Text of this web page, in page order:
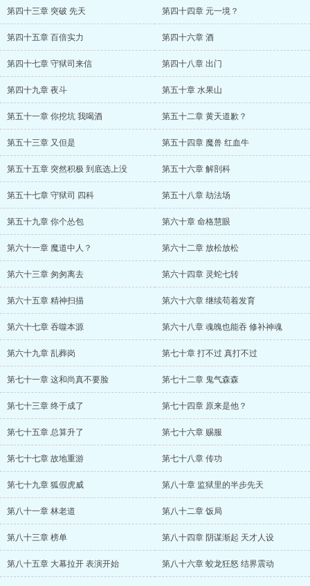
第四十三章 突破 先天 第四十四章 元一境？
第四十五章 百倍实力 第四十六章 酒
第四十七章 守狱司来信 第四十八章 出门
第四十九章 夜斗 第五十章 水果山
第五十一章 你挖坑 我喝酒 第五十二章 黄天道歉？
第五十三章 又但是 第五十四章 魔兽 红血牛
第五十五章 突然积极 到底选上没 第五十六章 解剖科
第五十七章 守狱司 四科 第五十八章 劫法场
第五十九章 你个怂包 第六十章 命格慧眼
第六十一章 魔道中人？ 第六十二章 放松放松
第六十三章 匆匆离去 第六十四章 灵蛇七转
第六十五章 精神扫描 第六十六章 继续苟着发育
第六十七章 吞噬本源 第六十八章 魂魄也能吞 修补神魂
第六十九章 乱葬岗 第七十章 打不过 真打不过
第七十一章 这和尚真不要脸 第七十二章 鬼气森森
第七十三章 终于成了 第七十四章 原来是他？
第七十五章 总算升了 第七十六章 赐服
第七十七章 故地重游 第七十八章 传功
第七十九章 狐假虎威 第八十章 监狱里的半步先天
第八十一章 林老道 第八十二章 饭局
第八十三章 榜单 第八十四章 阴谋渐起 天才人设
第八十五章 大幕拉开 表演开始 第八十六章 蛟龙狂怒 结界震动